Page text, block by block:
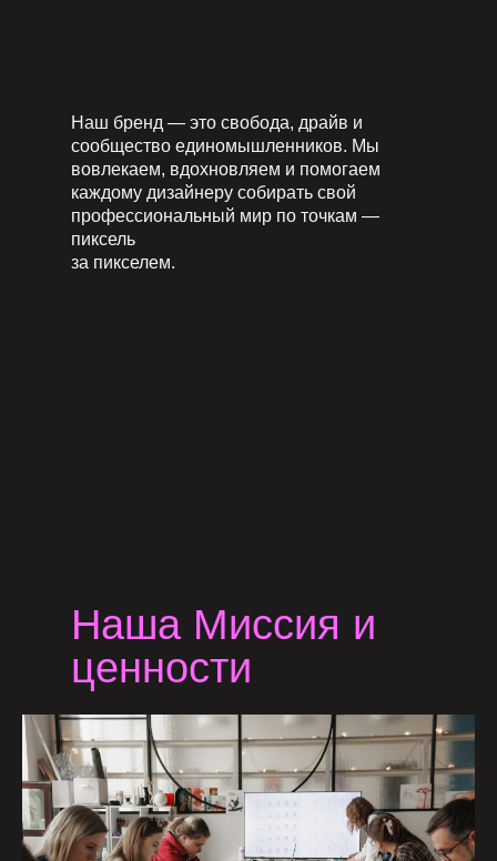
Наш бренд — это свобода, драйв и
сообщество единомышленников. Мы
вовлекаем, вдохновляем и помогаем
каждому дизайнеру собирать свой
профессиональный мир по точкам —
пиксель
за пикселем.
Наша Миссия и
ценности